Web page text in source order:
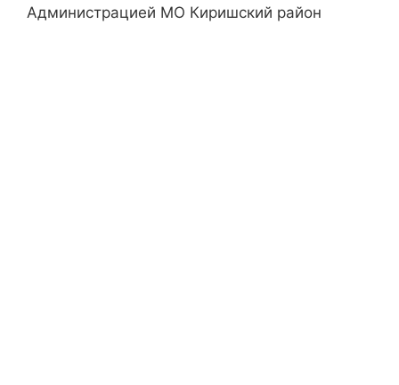
Администрацией МО Киришский район